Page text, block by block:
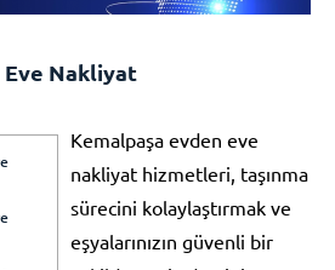
Eve Nakliyat
Kemalpaşa evden eve
nakliyat hizmetleri, taşınma
sürecini kolaylaştırmak ve
eşyalarınızın güvenli bir